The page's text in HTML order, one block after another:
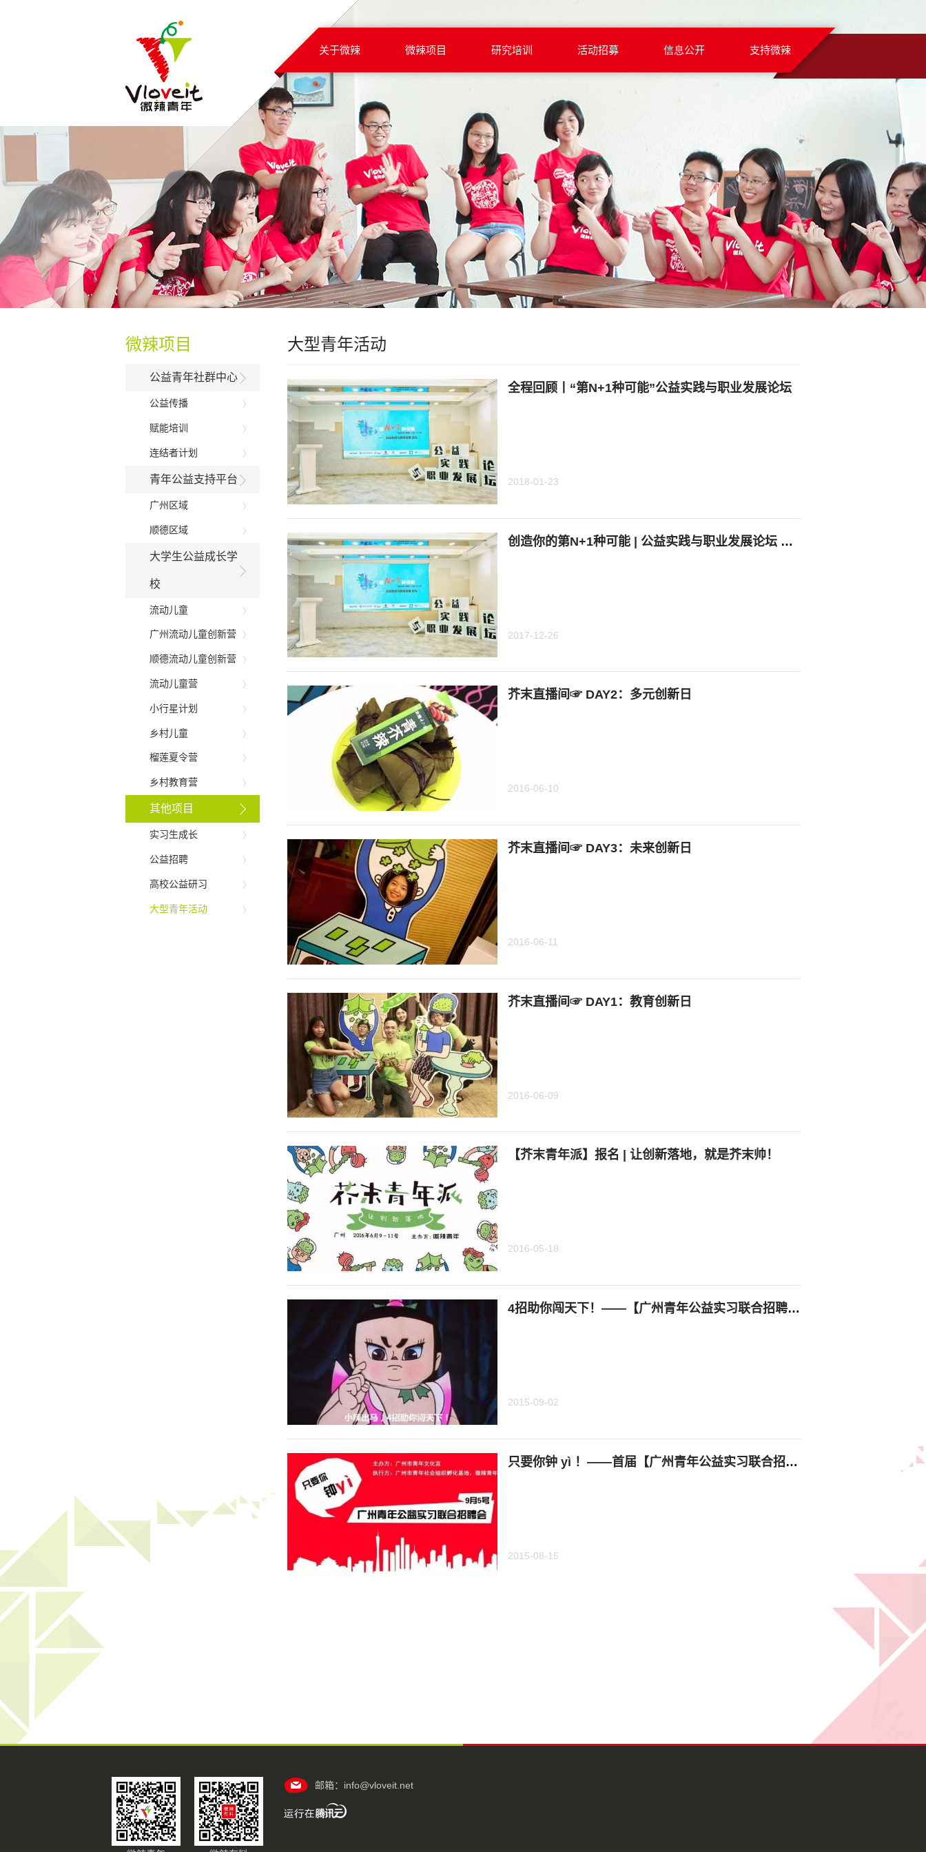
关于微辣 微辣项目 研究培训 活动招募 信息公开 支持微辣
微辣项目
公益青年社群中心
公益传播
赋能培训
连结者计划
青年公益支持平台
广州区域
顺德区域
大学生公益成长学
校
流动儿童
广州流动儿童创新营
顺德流动儿童创新营
流动儿童营
小行星计划
乡村儿童
榴莲夏令营
乡村教育营
其他项目
实习生成长
公益招聘
高校公益研习
大型青年活动
大型青年活动
全程回顾丨“第N+1种可能”公益实践与职业发展论坛
2018-01-23
创造你的第N+1种可能 | 公益实践与职业发展论坛 圆满落幕
2017-12-26
芥末直播间☞ DAY2：多元创新日
2016-06-10
芥末直播间☞ DAY3：未来创新日
2016-06-11
芥末直播间☞ DAY1：教育创新日
2016-06-09
【芥末青年派】报名 | 让创新落地，就是芥末帅！
2016-05-18
4招助你闯天下！——【广州青年公益实习联合招聘会】攻略
2015-09-02
只要你钟 yì ！——首届【广州青年公益实习联合招聘会】报名中
2015-08-15
邮箱：info@vloveit.net